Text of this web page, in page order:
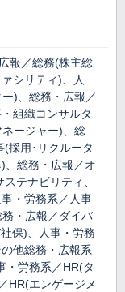
報／総務(株主総
シリティ)、人
)、総務・広報／
組織コンサルタ
ージャー)、総
採用･リクルータ
、総務・広報／オ
テナビリティ、
・労務系／人事
・広報／ダイバ
保)、人事・労務
他総務・広報系
・労務系／HR(タ
HR(エンゲージメ